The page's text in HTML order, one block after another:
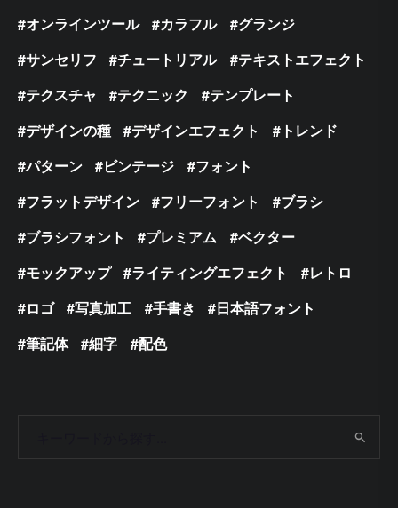
オンラインツール
カラフル
グランジ
サンセリフ
チュートリアル
テキストエフェクト
テクスチャ
テクニック
テンプレート
デザインの種
デザインエフェクト
トレンド
パターン
ビンテージ
フォント
フラットデザイン
フリーフォント
ブラシ
ブラシフォント
プレミアム
ベクター
モックアップ
ライティングエフェクト
レトロ
ロゴ
写真加工 手書き
日本語フォント
筆記体
細字 配色